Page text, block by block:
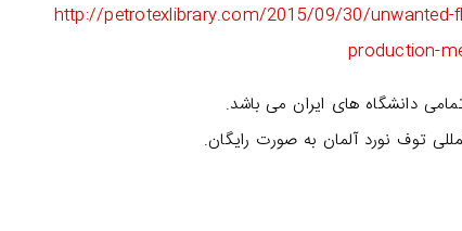
http://petrotexlibrary.com/2015/09/30/unwanted-
production-
دانشگاه های ایران می باشد.
توف نورد آلمان به صورت رایگان.